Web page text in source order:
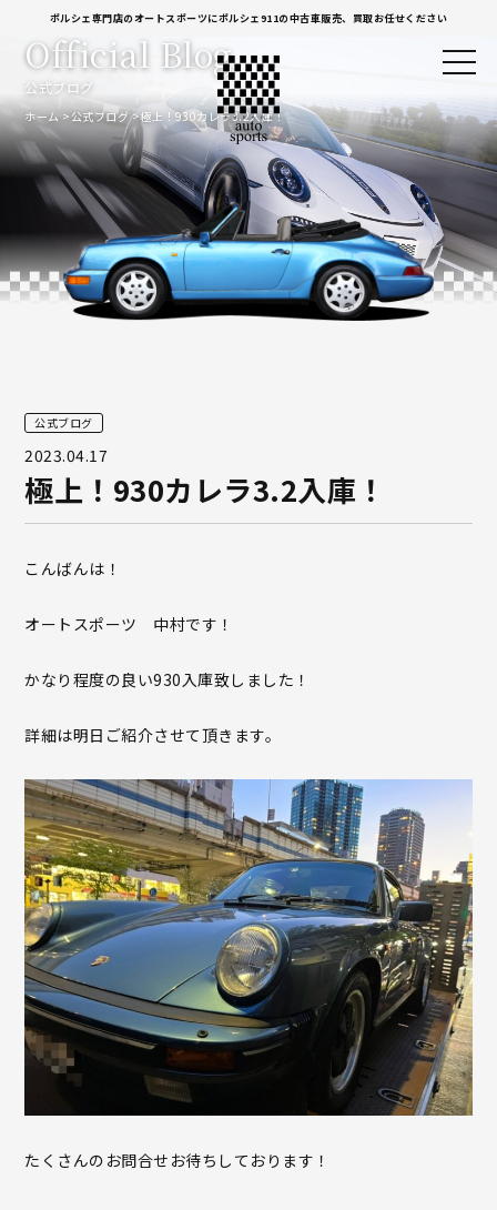
ポルシェ専門店のオートスポーツにポルシェ911の中古車販売、買取お任せください
公式ブログ
Official Blog
ホーム 公式ブログ 極上！930カレラ3.2入庫！
公式ブログ
2023.04.17
極上！930カレラ3.2入庫！
こんばんは！
オートスポーツ 中村です！
かなり程度の良い930入庫致しました！
詳細は明日ご紹介させて頂きます。
たくさんのお問合せお待ちしております！